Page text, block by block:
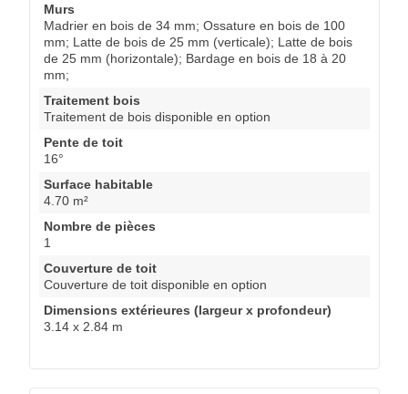
Murs
Madrier en bois de 34 mm; Ossature en bois de 100
mm; Latte de bois de 25 mm (verticale); Latte de bois
de 25 mm (horizontale); Bardage en bois de 18 à 20
mm;
Traitement bois
Traitement de bois disponible en option
Pente de toit
16°
Surface habitable
4.70 m²
Nombre de pièces
1
Couverture de toit
Couverture de toit disponible en option
Dimensions extérieures (largeur x profondeur)
3.14 x 2.84 m